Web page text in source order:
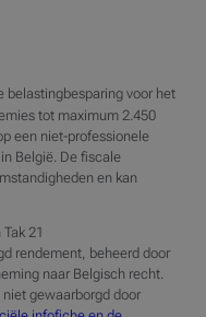
belastingbesparing voor het
tot maximum 2.450
een niet-professionele
België. De fiscale
en kan
21
rendement, beheerd door
naar Belgisch recht.
gewaarborgd door